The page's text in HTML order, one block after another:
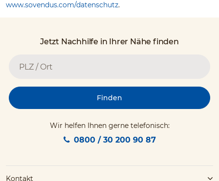
www.sovendus.com/datenschutz.
Jetzt Nachhilfe in Ihrer Nähe finden
Finden
Wir helfen Ihnen gerne telefonisch:
0800 / 30 200 90 87
Kontakt